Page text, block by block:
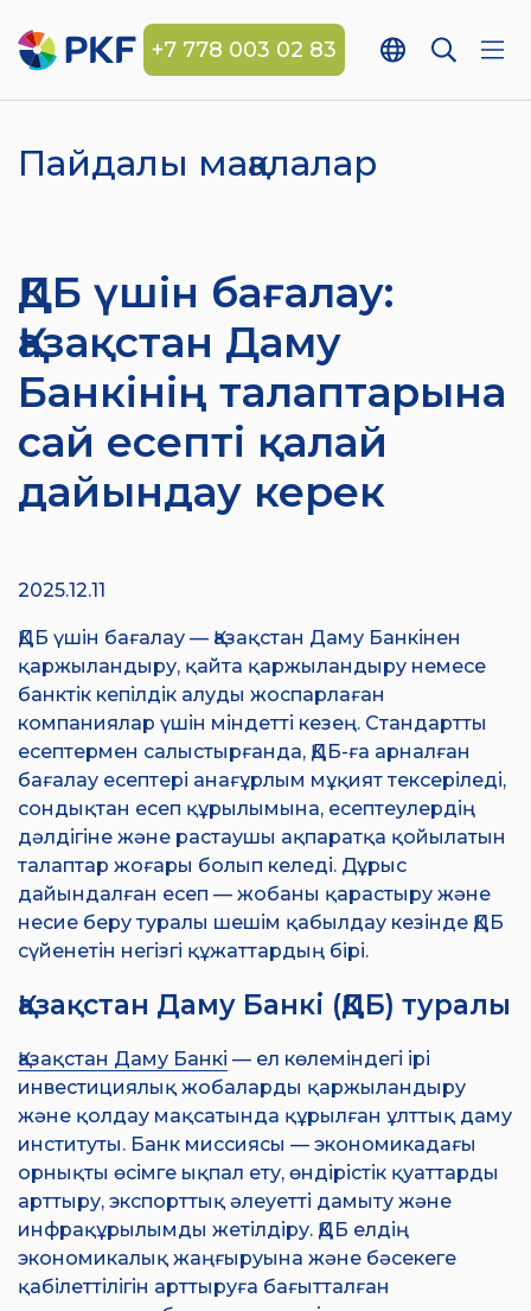
+7 778 003 02 83
Пайдалы мақалалар
ҚДБ үшін бағалау:
Қазақстан Даму
Банкінің талаптарына
сай есепті қалай
дайындау керек
2025.12.11
ҚДБ үшін бағалау — Қазақстан Даму Банкінен
қаржыландыру, қайта қаржыландыру немесе
банктік кепілдік алуды жоспарлаған
компаниялар үшін міндетті кезең. Стандартты
есептермен салыстырғанда, ҚДБ-ға арналған
бағалау есептері анағұрлым мұқият тексеріледі,
сондықтан есеп құрылымына, есептеулердің
дәлдігіне және растаушы ақпаратқа қойылатын
талаптар жоғары болып келеді. Дұрыс
дайындалған есеп — жобаны қарастыру және
несие беру туралы шешім қабылдау кезінде ҚДБ
сүйенетін негізгі құжаттардың бірі.
Қазақстан Даму Банкі (ҚДБ) туралы
Қазақстан Даму Банкі — ел көлеміндегі ірі
инвестициялық жобаларды қаржыландыру
және қолдау мақсатында құрылған ұлттық даму
институты. Банк миссиясы — экономикадағы
орнықты өсімге ықпал ету, өндірістік қуаттарды
арттыру, экспорттық әлеуетті дамыту және
инфрақұрылымды жетілдіру. ҚДБ елдің
экономикалық жаңғыруына және бәсекеге
қабілеттілігін арттыруға бағытталған